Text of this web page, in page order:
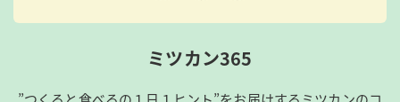
ミツカン365